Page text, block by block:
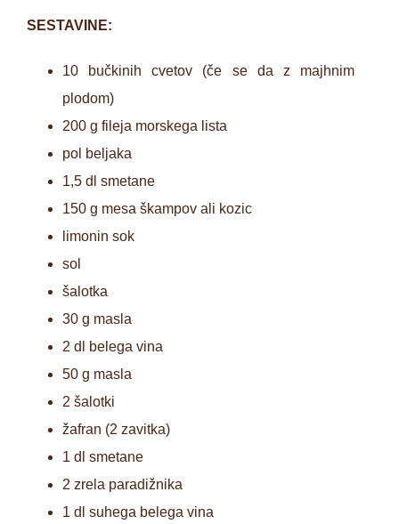
SESTAVINE:
10 bučkinih cvetov (če se da z majhnim
plodom)
200 g fileja morskega lista
pol beljaka
1,5 dl smetane
150 g mesa škampov ali kozic
limonin sok
sol
šalotka
30 g masla
2 dl belega vina
50 g masla
2 šalotki
žafran (2 zavitka)
1 dl smetane
2 zrela paradižnika
1 dl suhega belega vina